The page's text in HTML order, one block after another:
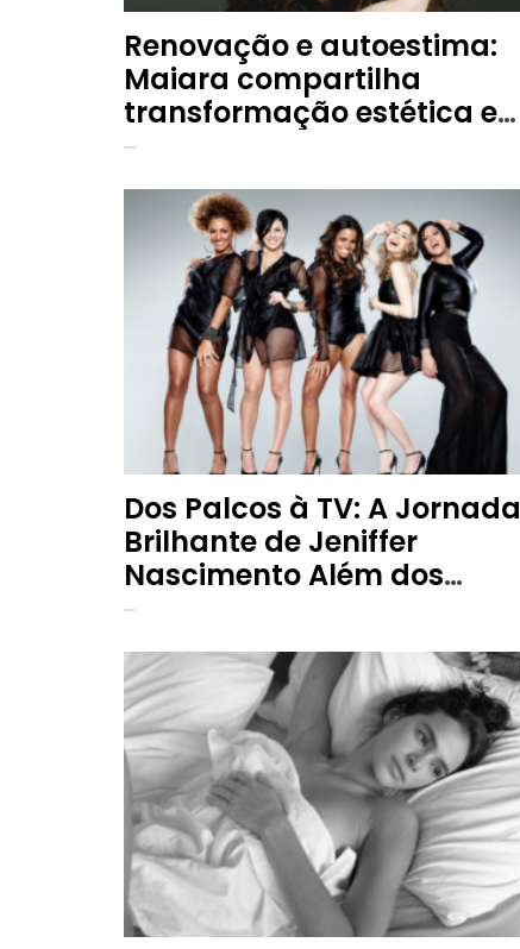
Renovação e autoestima:
Maiara compartilha
transformação estética e
pessoal
Dos Palcos à TV: A Jornada
Brilhante de Jeniffer
Nascimento Além dos
Holofotes